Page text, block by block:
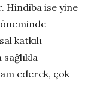
Hindiba ise yine
katkılı
ederek, çok